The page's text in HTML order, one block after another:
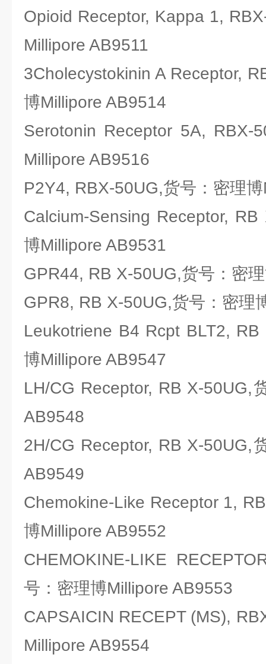
Opioid Receptor, Kappa 1,
Millipore AB9511
3Cholecystokinin A Receptor,
博Millipore AB9514
Serotonin Receptor 5A,
Millipore AB9516
P2Y4, RBX-50UG,货号：密理
Calcium-Sensing Receptor,
博Millipore AB9531
GPR44, RB X-50UG,货号：密
GPR8, RB X-50UG,货号：密理
Leukotriene B4 Rcpt BLT2,
博Millipore AB9547
LH/CG Receptor, RB X-50UG,
AB9548
2H/CG Receptor, RB X-50UG,
AB9549
Chemokine-Like Receptor 1,
博Millipore AB9552
CHEMOKINE-LIKE
号：密理博Millipore AB9553
CAPSAICIN RECEPT (MS),
Millipore AB9554